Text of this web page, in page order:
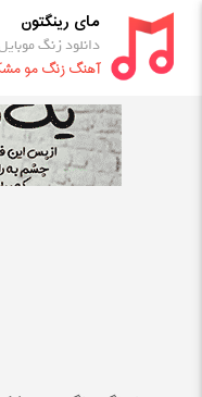
مای رینگتون
دانلود زنگ
آهنگ زنگ مو